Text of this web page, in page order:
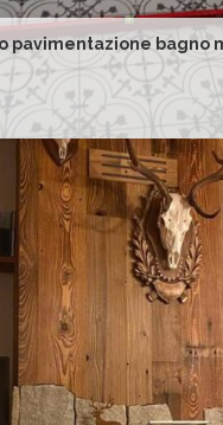
pavimentazione bagno